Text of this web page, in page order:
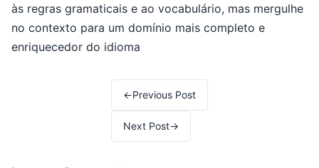
às regras gramaticais e ao vocabulário, mas mergulhe
no contexto para um domínio mais completo e
enriquecedor do idioma
←Previous Post
Next Post→